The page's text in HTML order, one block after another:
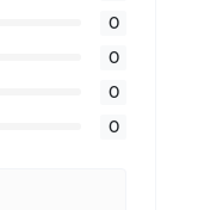
0
0
0
0